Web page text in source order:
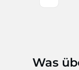
Was